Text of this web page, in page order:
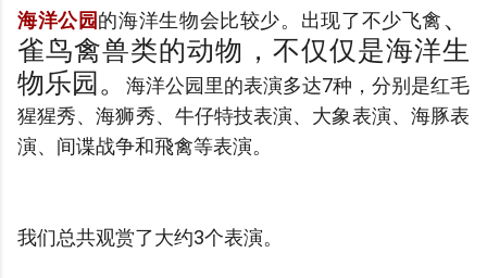
海洋公园的海洋生物会比较少。出现了不少飞禽、
雀鸟禽兽类的动物，不仅仅是海洋生
物乐园。
海洋公园里的表演多达7种，分别是红毛
猩猩秀、海狮秀、牛仔特技表演、大象表演、海豚表
演、间谍战争和飛禽等表演。
我们总共观赏了大约3个表演。